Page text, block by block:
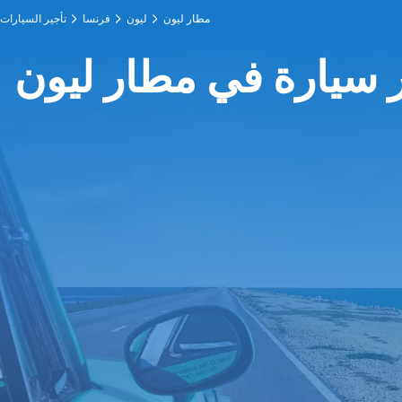
تأجير السيارات فرنسا ليون مطار ليون
سيارة في مطار ليون